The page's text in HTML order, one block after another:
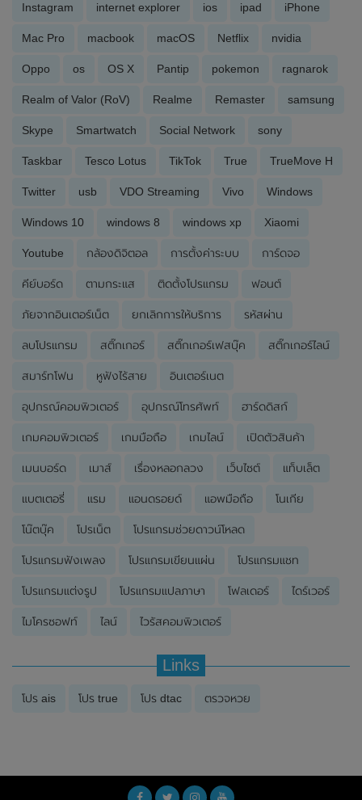
Instagram internet explorer ios ipad iPhone
Mac Pro macbook macOS Netflix nvidia
Oppo os OS X Pantip pokemon ragnarok
Realm of Valor (RoV) Realme Remaster samsung
Skype Smartwatch Social Network sony
Taskbar Tesco Lotus TikTok True TrueMove H
Twitter usb VDO Streaming Vivo Windows
Windows 10 windows 8 windows xp Xiaomi
Youtube กล้องดิจิตอล การตั้งค่าระบบ การ์ดจอ
คีย์บอร์ด ตามกระแส ติดตั้งโปรแกรม ฟอนต์
ภัยจากอินเตอร์เน็ต ยกเลิกการให้บริการ รหัสผ่าน
ลบโปรแกรม สติ๊กเกอร์ สติ๊กเกอร์เฟสบุ๊ค สติ๊กเกอร์ไลน์
สมาร์ทโฟน หูฟังไร้สาย อินเตอร์เนต
อุปกรณ์คอมพิวเตอร์ อุปกรณ์โทรศัพท์ ฮาร์ดดิสก์
เกมคอมพิวเตอร์ เกมมือถือ เกมไลน์ เปิดตัวสินค้า
เมนบอร์ด เมาส์ เรื่องหลอกลวง เว็บไซต์ แท็บเล็ต
แบตเตอรี่ แรม แอนดรอยด์ แอพมือถือ โนเกีย
โน๊ตบุ๊ค โปรเน็ต โปรแกรมช่วยดาวน์โหลด
โปรแกรมฟังเพลง โปรแกรมเขียนแผ่น โปรแกรมแชท
โปรแกรมแต่งรูป โปรแกรมแปลภาษา โฟลเดอร์ ไดร์เวอร์
ไมโครซอฟท์ ไลน์ ไวรัสคอมพิวเตอร์
Links
โปร ais โปร true โปร dtac ตรวจหวย